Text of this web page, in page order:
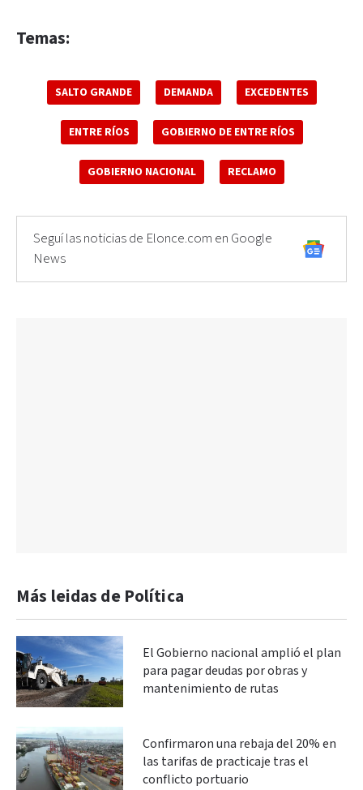
Temas:
SALTO GRANDE DEMANDA EXCEDENTES
ENTRE RÍOS GOBIERNO DE ENTRE RÍOS
GOBIERNO NACIONAL RECLAMO
Seguí las noticias de Elonce.com en Google
News
Más leidas de Política
El Gobierno nacional amplió el plan
para pagar deudas por obras y
mantenimiento de rutas
Confirmaron una rebaja del 20% en
las tarifas de practicaje tras el
conflicto portuario